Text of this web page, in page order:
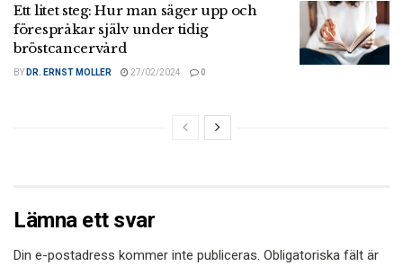
Ett litet steg: Hur man säger upp och
förespråkar själv under tidig
bröstcancervård
BY DR. ERNST MOLLER 27/02/2024 0
Lämna ett svar
Din e-postadress kommer inte publiceras. Obligatoriska fält är